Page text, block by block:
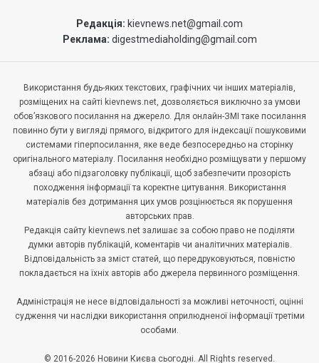
Редакція: kievnews.net@gmail.com
Реклама: digestmediaholding@gmail.com
Використання будь-яких текстових, графічних чи інших матеріалів,
розміщених на сайті kievnews.net, дозволяється виключно за умови
обов’язкового посилання на джерело. Для онлайн-ЗМІ таке посилання
повинно бути у вигляді прямого, відкритого для індексації пошуковими
системами гіперпосилання, яке веде безпосередньо на сторінку
оригінального матеріалу. Посилання необхідно розміщувати у першому
абзаці або підзаголовку публікації, щоб забезпечити прозорість
походження інформації та коректне цитування. Використання
матеріалів без дотримання цих умов розцінюється як порушення
авторських прав.
Редакція сайту kievnews.net залишає за собою право не поділяти
думки авторів публікацій, коментарів чи аналітичних матеріалів.
Відповідальність за зміст статей, що передруковуються, повністю
покладається на їхніх авторів або джерела первинного розміщення.
Адміністрація не несе відповідальності за можливі неточності, оцінні
судження чи наслідки використання оприлюдненої інформації третіми
особами.
© 2016-2026 Новини Києва сьогодні. All Rights reserved.